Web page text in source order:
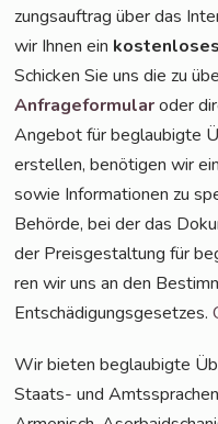
zungs­auf­trag über das
wir Ihnen ein
Schi­cken Sie uns die zu
Anfra­ge­for­mu­laroder
Ange­bot für beglau­big­te
erstel­len, benö­ti­gen wir
sowie Infor­ma­tio­nen zu
Behör­de, bei der das
der Preis­ge­stal­tung für
ren wir uns an den
Ent­schä­di­gungs­ge­set­zes.
Wir bie­ten beglau­big­te
Staats- und